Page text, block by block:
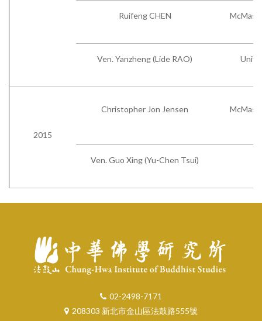
Ruifeng CHEN
Ven. Yanzheng (Lide RAO)
2015
Christopher Jon Jensen
Ven. Guo Xing (Yu-Chen Tsui)
02-2498-7171
208303 新北市金山區法鼓路555號